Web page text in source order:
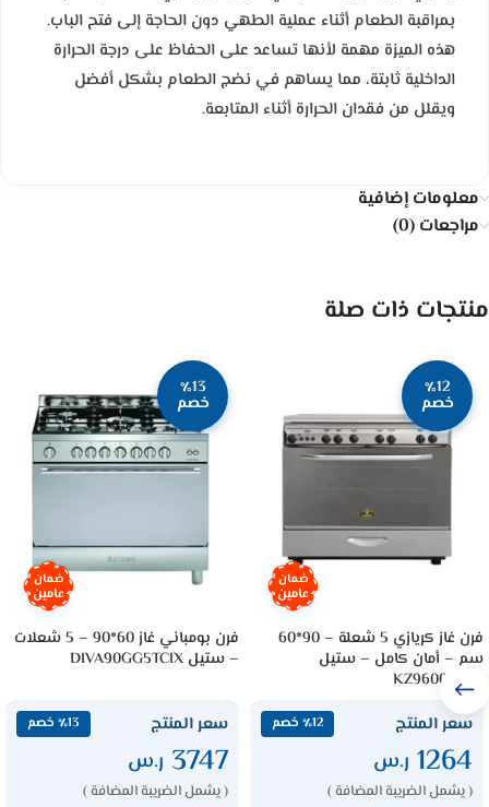
بمراقبة الطعام أثناء عملية الطهي دون الحاجة إلى فتح الباب.
هذه الميزة مهمة لأنها تساعد على الحفاظ على درجة الحرارة
الداخلية ثابتة، مما يساهم في نضج الطعام بشكل أفضل
ويقلل من فقدان الحرارة أثناء المتابعة.
معلومات إضافية
مراجعات (0)
منتجات ذات صلة
٪12
خصم
ضمان
عامين
فرن غاز كريازي 5 شعلة – 90*60
سم – أمان كامل – ستيل
KZ9600SM/2
سعر المنتج ٪12 خصم
1264 ر.س
( يشمل الضريبة المضافة )
٪13
خصم
ضمان
عامين
فرن بومباني غاز 60*90 – 5 شعلات
– ستيل DIVA90GG5TCIX
سعر المنتج ٪13 خصم
3747 ر.س
( يشمل الضريبة المضافة )